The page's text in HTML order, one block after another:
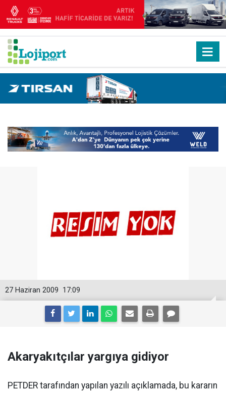
17:09
27 Haziran 2009
Akaryakıtçılar yargıya gidiyor
PETDER tarafından yapılan yazılı açıklamada, bu kararın